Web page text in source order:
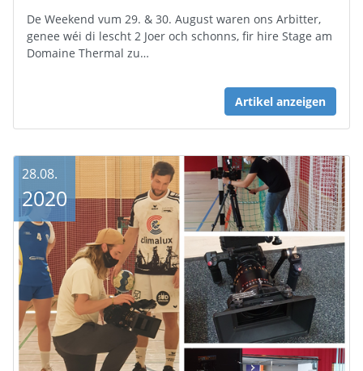
De Weekend vum 29. & 30. August waren ons Arbitter,
genee wéi di lescht 2 Joer och schonns, fir hire Stage am
Domaine Thermal zu…
Artikel anzeigen
28.08.
2020